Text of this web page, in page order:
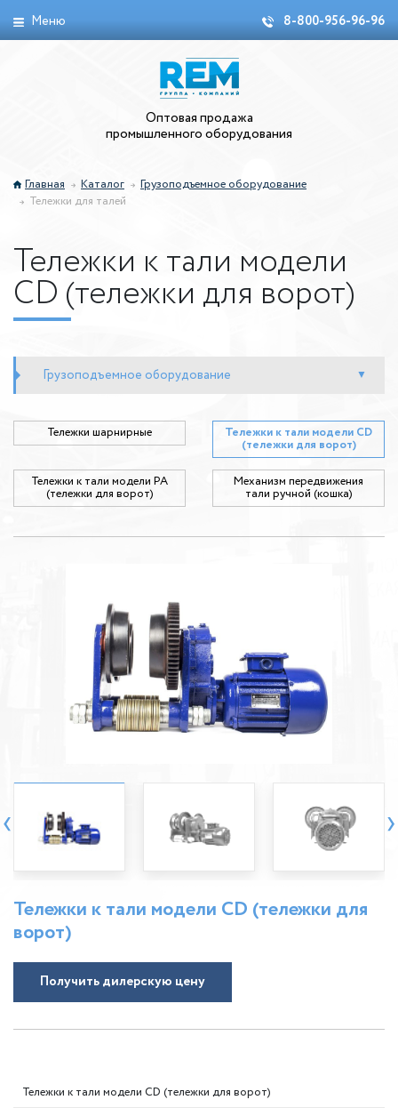
Меню 8-800-956-96-96
Оптовая продажа
промышленного оборудования
Главная Каталог
Грузоподъемное оборудование
Тележки для талей
Тележки к тали модели
CD (тележки для ворот)
Грузоподъемное оборудование
Тележки шарнирные Тележки к тали модели CD
(тележки для ворот)
Тележки к тали модели РА
(тележки для ворот)
Механизм передвижения
тали ручной (кошка)
‹ ›
Тележки к тали модели CD (тележки для
ворот)
Получить дилерскую цену
Тележки к тали модели CD (тележки для ворот)